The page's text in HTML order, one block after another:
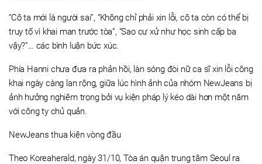
“Cô ta mới là người sai”, “Không chỉ phải xin lỗi, cô ta còn có thể bị
truy tố vì khai man trước tòa”, “Sao cư xử như học sinh cấp ba
vậy?”… các bình luận bức xúc.
Phía Hanni chưa đưa ra phản hồi, làn sóng đòi nữ ca sĩ xin lỗi công
khai ngày càng lan rộng, giữa lúc hình ảnh của nhóm NewJeans bị
ảnh hưởng nghiêm trọng bởi vụ kiện pháp lý kéo dài hơn một năm
với công ty chủ quản.
NewJeans thua kiện vòng đầu
Theo Koreaherald, ngày 31/10, Tòa án quận trung tâm Seoul ra